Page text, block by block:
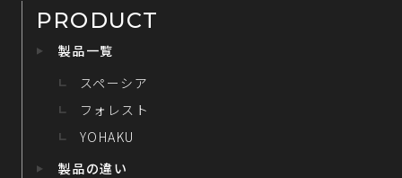
PRODUCT
製品一覧
スペーシア
フォレスト
YOHAKU
製品の違い